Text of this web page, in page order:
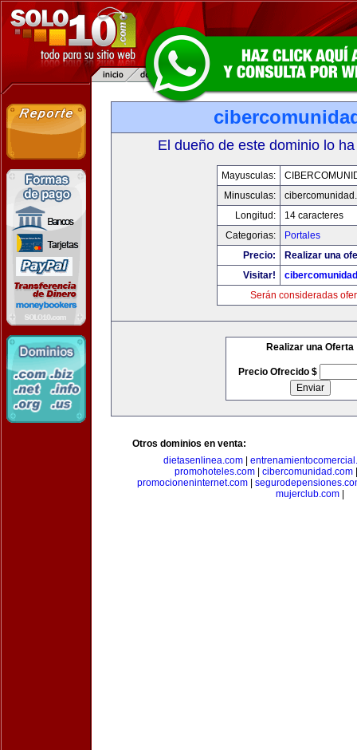
El dueño de este dominio lo
Mayusculas:
Minusculas:
Longitud:
14 caracteres
Categorias:
Portales
Precio:
Realizar una
Visitar!
Serán consideradas
Realizar una Oferta
Precio Ofrecido $
Otros dominios en venta:
dietasenlinea.com|
promohoteles.com
cibercomunidad.com
promocioneninternet.com|
mujerclub.com